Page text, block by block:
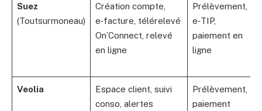
Suez
(Toutsurmoneau)
Création compte,
e‑facture, télérelevé
On’Connect, relevé
en ligne
Prélèvement,
e‑TIP,
paiement en
ligne
Veolia
Espace client, suivi
conso, alertes
Prélèvement,
paiement